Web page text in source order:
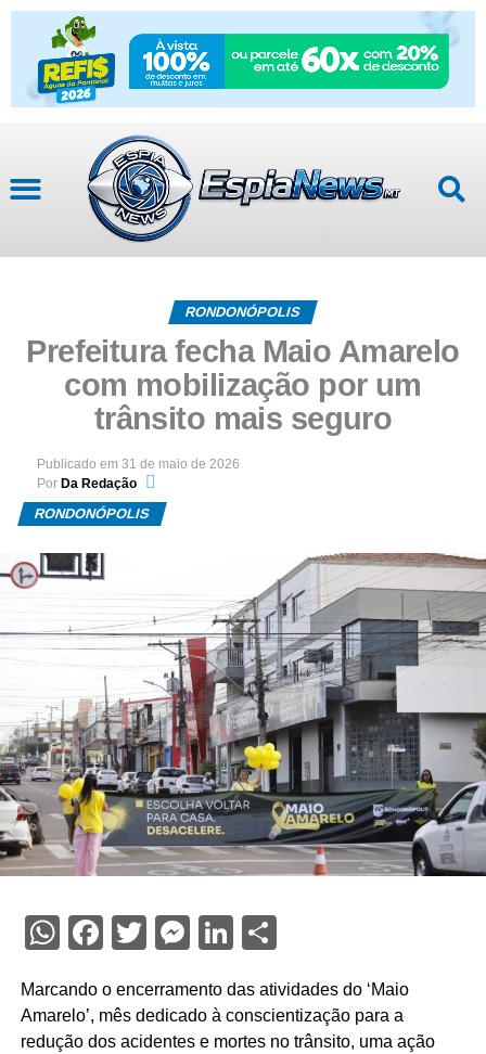
RONDONÓPOLIS
Prefeitura fecha Maio Amarelo
com mobilização por um
trânsito mais seguro
Publicado em 31 de maio de 2026
Por Da Redação
RONDONÓPOLIS
WhatsApp
Facebook
TwitterMessenger
LinkedIn
Marcando o encerramento das atividades do ‘Maio
Amarelo’, mês dedicado à conscientização para a
redução dos acidentes e mortes no trânsito, uma ação